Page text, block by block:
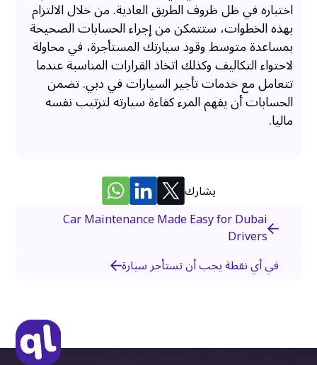
اختباره في ظل ظروف الطريق العادية. من خلال الالتزام
بهذه الخطوات، ستتمكن من إجراء الحسابات الصحيحة
بمساعدة متوسط ​​وقود سيارتك المستأجرة، في محاولة
لاحتواء التكاليف وكذلك اتخاذ القرارات المناسبة عندما
تتعامل مع خدمات تأجير السيارات في دبي. تضمن
الحسابات أن يفهم المرء كفاءة سيارته لترتيب نفسه
ماليا.
يشارك
Car Maintenance Made Easy for Dubai
Drivers
في أي نقطة يجب أن تستأجر سيارة